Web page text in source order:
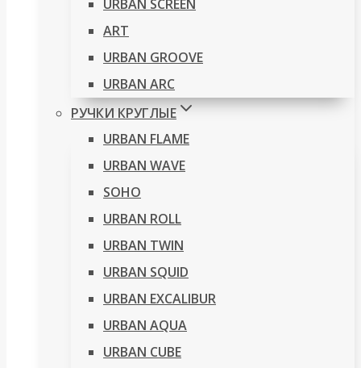
URBAN SCREEN
ART
URBAN GROOVE
URBAN ARC
РУЧКИ КРУГЛЫЕ
URBAN FLAME
URBAN WAVE
SOHO
URBAN ROLL
URBAN TWIN
URBAN SQUID
URBAN EXCALIBUR
URBAN AQUA
URBAN CUBE